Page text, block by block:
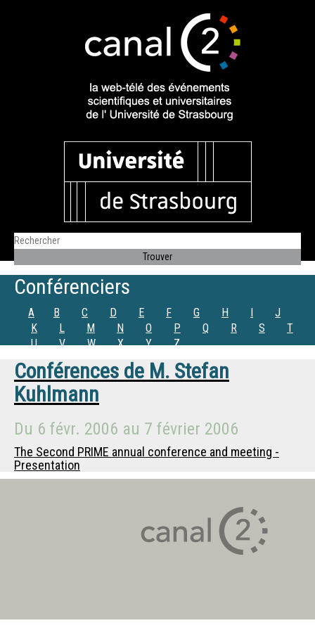
Conférenciers
A B C D E F G H I
J
K
L M N O P Q R S
T
U
V W X Y Z
Conférences de M. Stefan
Kuhlmann
Du 6 févr. 2006 au 7 février 2006
The Second PRIME annual conference and meeting -
Presentation